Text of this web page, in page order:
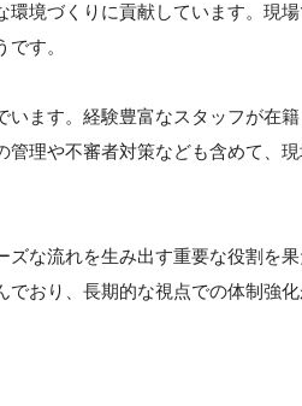
境づくりに貢献しています。現
す。
ます。経験豊富なスタッフが在
管理や不審者対策なども含めて、
な流れを生み出す重要な役割を果
おり、長期的な視点での体制強